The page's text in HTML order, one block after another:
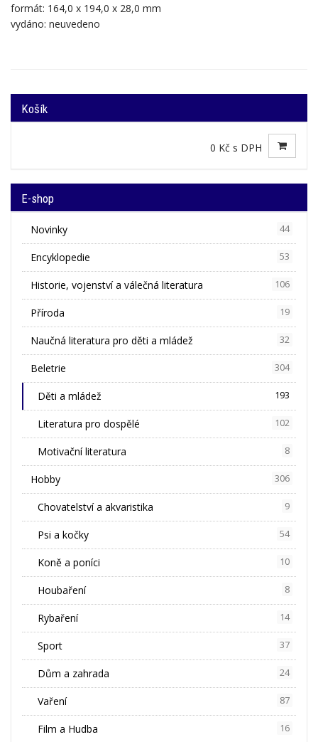
formát: 164,0 x 194,0 x 28,0 mm
vydáno: neuvedeno
Košík
0 Kč s DPH
E-shop
Novinky 44
Encyklopedie 53
Historie, vojenství a válečná literatura 106
Příroda 19
Naučná literatura pro děti a mládež 32
Beletrie 304
Děti a mládež 193
Literatura pro dospělé 102
Motivační literatura 8
Hobby 306
Chovatelství a akvaristika 9
Psi a kočky 54
Koně a poníci 10
Houbaření 8
Rybaření 14
Sport 37
Dům a zahrada 24
Vaření 87
Film a Hudba 16